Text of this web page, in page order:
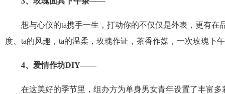
想与心仪的ta携手一生，打动你的不仅仅是外表，更有在
度、 ta的风趣， ta的温柔，玫瑰作证，茶香作媒，一次玫瑰下
4、爱情作坊DIY——
在这美好的季节里，组办方为单身男女青年设置了丰富多